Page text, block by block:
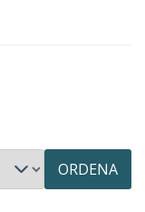
ORDENA